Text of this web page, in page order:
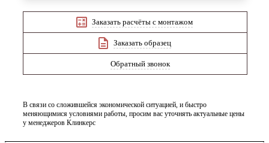
Заказать расчёты с монтажом
Заказать образец
Обратный звонок
В связи со сложившейся экономической ситуацией, и быстро
меняющимися условиями работы, просим вас уточнять актуальные цены
у менеджеров Клинкерс